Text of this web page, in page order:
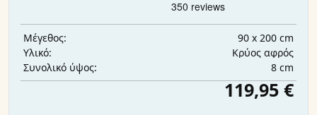
Μέγεθος:
90 x 200 cm
Υλικό:
Κρύος αφρός
Συνολικό ύψος:
8 cm
119,95 €